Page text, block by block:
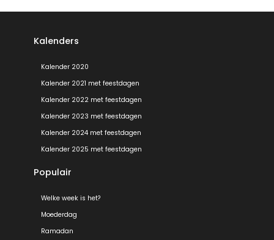
Kalenders
Kalender 2020
Kalender 2021 met feestdagen
Kalender 2022 met feestdagen
Kalender 2023 met feestdagen
Kalender 2024 met feestdagen
Kalender 2025 met feestdagen
Populair
Welke week is het?
Moederdag
Ramadan